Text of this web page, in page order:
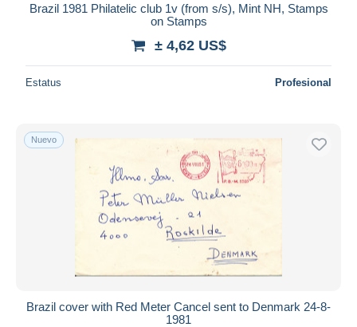
Brazil 1981 Philatelic club 1v (from s/s), Mint NH, Stamps
on Stamps
± 4,62 US$
Estatus Profesional
Nuevo
Brazil cover with Red Meter Cancel sent to Denmark 24-8-
1981